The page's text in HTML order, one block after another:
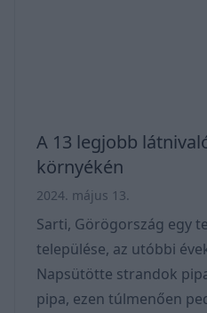
A 13 legjobb
környékén
2024. május 13.
Sarti, Görögország egy
települése, az utóbbi
Napsütötte strandok
pipa, ezen túlmenően